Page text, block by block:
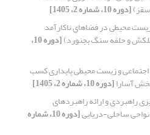
[دوره 10، شماره 2، 1405]
محیطی در فضاهای ناکارآمد
و حلقه سنگ بجنورد) [دوره 10،
و زیست محیطی پایداری کسب
آسارا[دوره 10، شماره 2، 1405]
راهبردی و ارائه راهبردهای
ساحلی-دریایی [دوره 10، شماره